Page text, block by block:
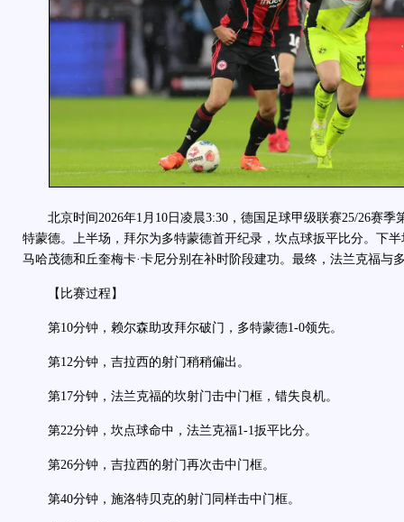
北京时间2026年1月10日凌晨3:30，德国足球甲级联赛25/26赛季
特蒙德。上半场，拜尔为多特蒙德首开纪录，坎点球扳平比分。下
马哈茂德和丘奎梅卡·卡尼分别在补时阶段建功。最终，法兰克福与
【比赛过程】
第10分钟，赖尔森助攻拜尔破门，多特蒙德1-0领先。
第12分钟，吉拉西的射门稍稍偏出。
第17分钟，法兰克福的坎射门击中门框，错失良机。
第22分钟，坎点球命中，法兰克福1-1扳平比分。
第26分钟，吉拉西的射门再次击中门框。
第40分钟，施洛特贝克的射门同样击中门框。